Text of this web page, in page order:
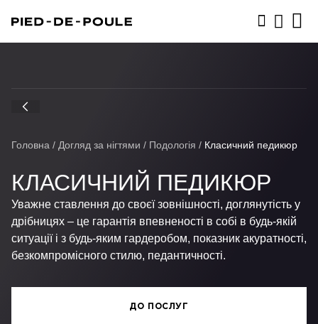
Головна / Догляд за нігтями / Подологія / Класичний педикюр
КЛАСИЧНИЙ ПЕДИКЮР
Уважне ставлення до своєї зовнішності, доглянутість у
дрібницях – це гарантія впевненості в собі в будь-якій
ситуації і з будь-яким гардеробом, показник акуратності,
безкомпромісного стилю, педантичності.
ДО ПОСЛУГ